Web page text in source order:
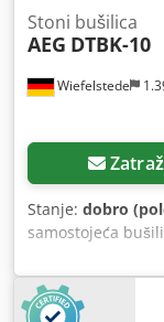
Wiefelstede
Stoni bušilica
AEG DTBK-10
Stanje: dobro
samostojeća
DTBK-10 - Radni
stezni prihvat
Stub: prečnik 60